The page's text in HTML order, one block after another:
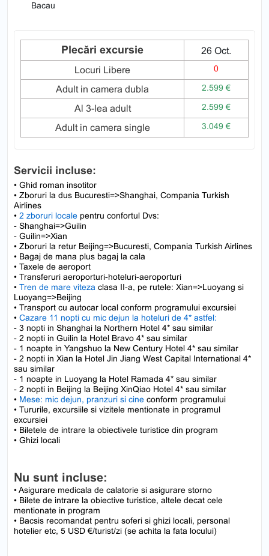
Bacau
Plecări excursie
26 Oct.
Locuri Libere
0
Adult in camera dubla 2.599 €
Al 3-lea adult 2.599 €
Adult in camera single 3.049 €
Servicii incluse:
• Ghid roman insotitor
• Zboruri la dus Bucuresti=>Shanghai, Compania Turkish
Airlines
• 2 zboruri locale pentru confortul Dvs:
- Shanghai=>Guilin
- Guilin=>Xian
• Zboruri la retur Beijing=>Bucuresti, Compania Turkish Airlines
• Bagaj de mana plus bagaj la cala
• Taxele de aeroport
• Transferuri aeroporturi-hoteluri-aeroporturi
• Tren de mare viteza clasa II-a, pe rutele: Xian=>Luoyang si
Luoyang=>Beijing
• Transport cu autocar local conform programului excursiei
• Cazare 11 nopti cu mic dejun la hoteluri de 4* astfel:
- 3 nopti in Shanghai la Northern Hotel 4* sau similar
- 2 nopti in Guilin la Hotel Bravo 4* sau similar
- 1 noapte in Yangshuo la New Century Hotel 4* sau similar
- 2 nopti in Xian la Hotel Jin Jiang West Capital International 4*
sau similar
- 1 noapte in Luoyang la Hotel Ramada 4* sau similar
- 2 nopti in Beijing la Beijing XinQiao Hotel 4* sau similar
• Mese: mic dejun, pranzuri si cine conform programului
• Tururile, excursiile si vizitele mentionate in programul
excursiei
• Biletele de intrare la obiectivele turistice din program
• Ghizi locali
Nu sunt incluse:
• Asigurare medicala de calatorie si asigurare storno
• Bilete de intrare la obiective turistice, altele decat cele
mentionate in program
• Bacsis recomandat pentru soferi si ghizi locali, personal
hotelier etc, 5 USD €/turist/zi (se achita la fata locului)